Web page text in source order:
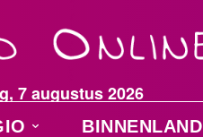
7 augustus 2026
BINNENLAND